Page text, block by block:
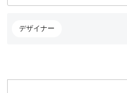
デザイナー
デザイナー